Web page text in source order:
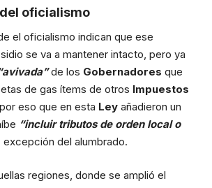
oficialismo
el oficialismo indican que ese
se va a mantener intacto, pero ya
de los Gobernadores que
de gas ítems de otros Impuestos
eso que en esta Ley añadieron un
“incluir tributos de orden local o
excepción del alumbrado.
regiones, donde se amplió el